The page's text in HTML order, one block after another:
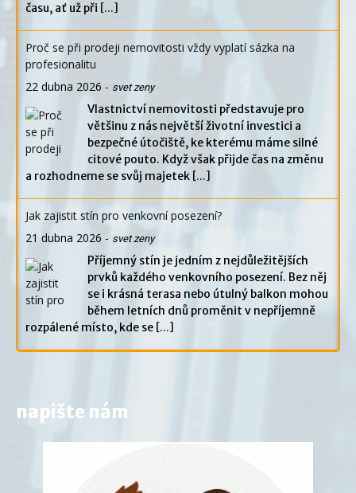
času, ať už při [...]
Proč se při prodeji nemovitosti vždy vyplatí sázka na
profesionalitu
22 dubna 2026 - svet zeny
Vlastnictví nemovitosti představuje pro
většinu z nás největší životní investici a
bezpečné útočiště, ke kterému máme silné
citové pouto. Když však přijde čas na změnu
a rozhodneme se svůj majetek [...]
Jak zajistit stín pro venkovní posezení?
21 dubna 2026 - svet zeny
Příjemný stín je jedním z nejdůležitějších
prvků každého venkovního posezení. Bez něj
se i krásná terasa nebo útulný balkon mohou
během letních dnů proměnit v nepříjemně
rozpálené místo, kde se [...]
napište nám